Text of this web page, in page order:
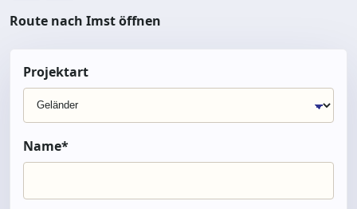
Route nach Imst öffnen
Projektart
Name*